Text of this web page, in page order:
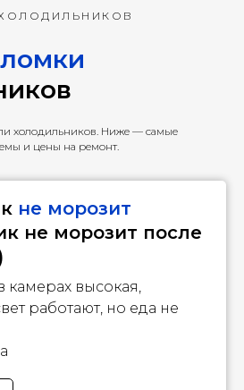
холодильников. Ниже — самые
и цены на ремонт.
не морозит
не морозит после
камерах высокая,
работают, но еда не